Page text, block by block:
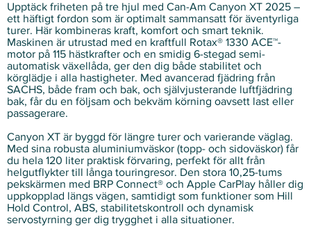
Upptäck friheten på tre hjul med Can-Am Canyon XT 2025 –
ett häftigt fordon som är optimalt sammansatt för äventyrliga
turer. Här kombineras kraft, komfort och smart teknik.
Maskinen är utrustad med en kraftfull Rotax® 1330 ACE™-
motor på 115 hästkrafter och en smidig 6-stegad semi-
automatisk växellåda, ger den dig både stabilitet och
körglädje i alla hastigheter. Med avancerad fjädring från
SACHS, både fram och bak, och självjusterande luftfjädring
bak, får du en följsam och bekväm körning oavsett last eller
passagerare.
Canyon XT är byggd för längre turer och varierande väglag.
Med sina robusta aluminiumväskor (topp- och sidoväskor) får
du hela 120 liter praktisk förvaring, perfekt för allt från
helgutflykter till långa touringresor. Den stora 10,25-tums
pekskärmen med BRP Connect® och Apple CarPlay håller dig
uppkopplad längs vägen, samtidigt som funktioner som Hill
Hold Control, ABS, stabilitetskontroll och dynamisk
servostyrning ger dig trygghet i alla situationer.